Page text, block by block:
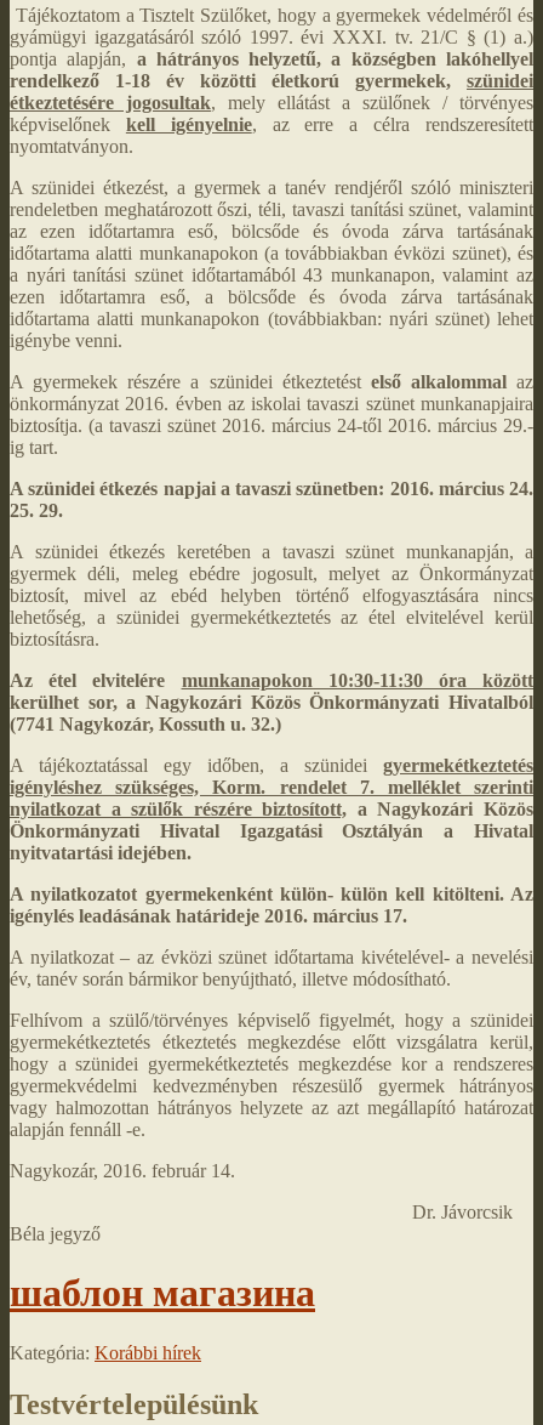
Tájékoztatom a Tisztelt Szülőket, hogy a gyermekek védelméről és
gyámügyi igazgatásáról szóló 1997. évi XXXI. tv. 21/C § (1) a.)
pontja alapján, a hátrányos helyzetű, a községben lakóhellyel
rendelkező 1-18 év közötti életkorú gyermekek,
szünidei
étkeztetésére jogosultak, mely ellátást a szülőnek / törvényes
képviselőnek kell igényelnie, az erre a célra rendszeresített
nyomtatványon.
A szünidei étkezést, a gyermek a tanév rendjéről szóló miniszteri
rendeletben meghatározott őszi, téli, tavaszi tanítási szünet, valamint
az ezen időtartamra eső, bölcsőde és óvoda zárva tartásának
időtartama alatti munkanapokon (a továbbiakban évközi szünet), és
a nyári tanítási szünet időtartamából 43 munkanapon, valamint az
ezen időtartamra eső, a bölcsőde és óvoda zárva tartásának
időtartama alatti munkanapokon (továbbiakban: nyári szünet) lehet
igénybe venni.
A gyermekek részére a szünidei étkeztetést első alkalommalaz
önkormányzat 2016. évben az iskolai tavaszi szünet munkanapjaira
biztosítja. (a tavaszi szünet 2016. március 24-től 2016. március 29.-
ig tart.
A szünidei étkezés napjai a tavaszi szünetben: 2016. március 24.
25. 29.
A szünidei étkezés keretében a tavaszi szünet munkanapján, a
gyermek déli, meleg ebédre jogosult, melyet az Önkormányzat
biztosít, mivel az ebéd helyben történő elfogyasztására nincs
lehetőség, a szünidei gyermekétkeztetés az étel elvitelével kerül
biztosításra.
Az étel elvitelére munkanapokon 10:30-11:30 óra között
kerülhet sor, a Nagykozári Közös Önkormányzati Hivatalból
(7741 Nagykozár, Kossuth u. 32.)
A tájékoztatással egy időben, a szünidei gyermekétkeztetés
igényléshez szükséges, Korm. rendelet 7. melléklet szerinti
nyilatkozat a szülők részére biztosított, a Nagykozári Közös
Önkormányzati Hivatal Igazgatási Osztályán a Hivatal
nyitvatartási idejében.
A nyilatkozatot gyermekenként külön- külön kell kitölteni. Az
igénylés leadásának határideje 2016. március 17.
A nyilatkozat – az évközi szünet időtartama kivételével- a nevelési
év, tanév során bármikor benyújtható, illetve módosítható.
Felhívom a szülő/törvényes képviselő figyelmét, hogy a szünidei
gyermekétkeztetés étkeztetés megkezdése előtt vizsgálatra kerül,
hogy a szünidei gyermekétkeztetés megkezdése kor a rendszeres
gyermekvédelmi kedvezményben részesülő gyermek hátrányos
vagy halmozottan hátrányos helyzete az azt megállapító határozat
alapján fennáll -e.
Nagykozár, 2016. február 14.
Dr. Jávorcsik
Béla jegyző
шаблон магазина
Kategória: Korábbi hírek
Testvértelepülésünk